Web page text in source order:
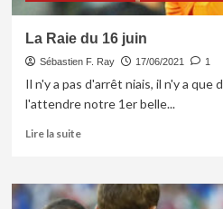
La Raie du 16 juin
Sébastien F. Ray 17/06/2021 1
Il n'y a pas d'arrêt niais, il n'y a que
l'attendre notre 1er belle...
Lire la suiteEn
sur
La